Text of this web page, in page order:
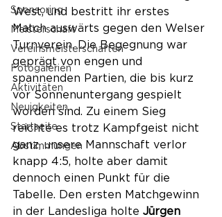
Sponsoring
Meisterschaft
Vereinsmeisterschaften
Fotogalerien
Aktivitäten
Neuigkeiten
Startseite
Abstimmungen
West, und bestritt ihr erstes
Match auswärts gegen den Welser
Turnverein. Die Begegnung war
geprägt von engen und
spannenden Partien, die bis kurz
vor Sonnenuntergang gespielt
worden sind. Zu einem Sieg
reichte es trotz Kampfgeist nicht
ganz, unsere Mannschaft verlor
knapp 4:5, holte aber damit
dennoch einen Punkt für die
Tabelle. Den ersten Matchgewinn
in der Landesliga holte Jürgen